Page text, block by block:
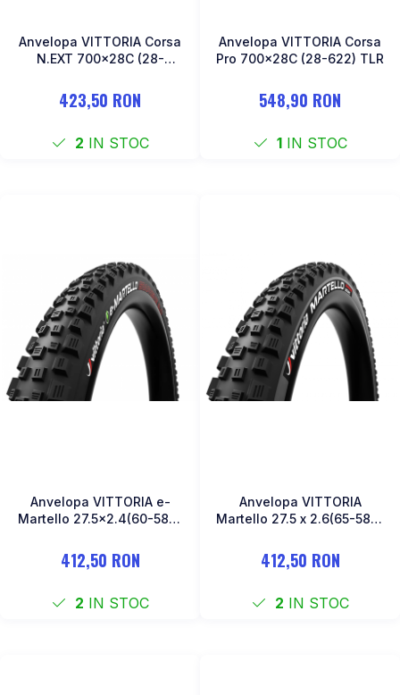
Anvelopa VITTORIA Corsa
N.EXT 700x28C (28-
423,50 RON
2 IN STOC
Anvelopa VITTORIA Corsa
Pro 700x28C (28-622) TLR
548,90 RON
1IN STOC
Anvelopa VITTORIA e-
Martello 27.5x2.4(60-584)
412,50 RON
2 IN STOC
Anvelopa VITTORIA
Martello 27.5 x 2.6(65-584)
412,50 RON
2 IN STOC